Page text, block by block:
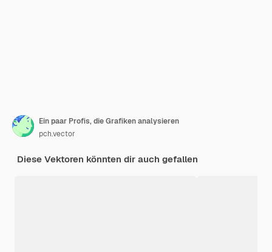
Ein paar Profis, die Grafiken analysieren
pch.vector
Diese Vektoren könnten dir auch gefallen